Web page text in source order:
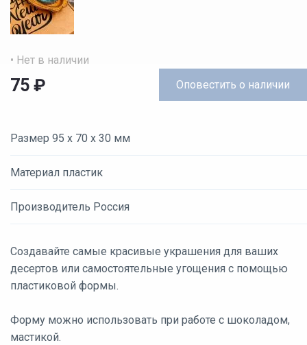
• Нет в наличии
75 ₽ Оповестить о наличии
Размер 95 х 70 х 30 мм
Материал пластик
Производитель Россия
Создавайте самые красивые украшения для ваших
десертов или самостоятельные угощения с помощью
пластиковой формы.
Форму можно использовать при работе с шоколадом,
мастикой.